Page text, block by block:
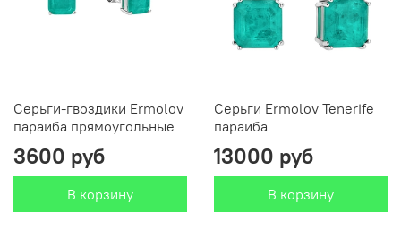
Серьги-гвоздики Ermolov
параиба прямоугольные
3600 руб
В корзину
Серьги Ermolov Tenerife
параиба
13000 руб
В корзину